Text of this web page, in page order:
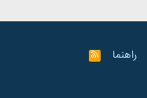
راهنما
R
S